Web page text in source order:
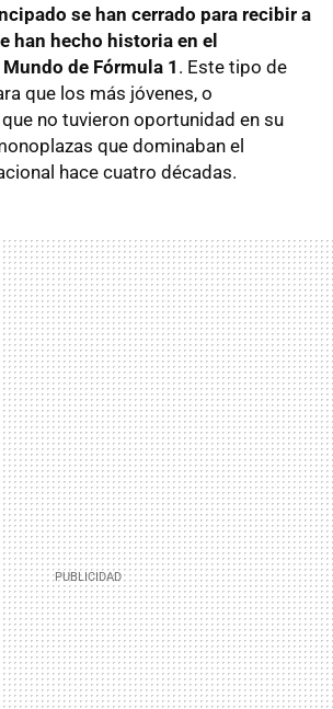
se han cerrado para recibir a
han hecho historia en el
de Fórmula 1 . Este tipo de
que los más jóvenes, o
no tuvieron oportunidad en su
que dominaban el
hace cuatro décadas.